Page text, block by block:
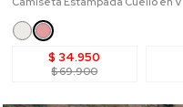
$ 34.950
$ 69.900